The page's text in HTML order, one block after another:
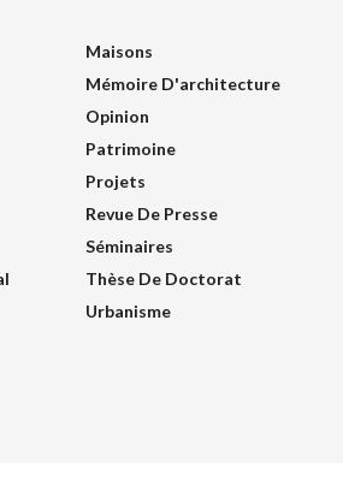
Maisons
Mémoire D'architecture
Opinion
Patrimoine
Projets
Revue De Presse
Séminaires
Thèse De Doctorat
Urbanisme